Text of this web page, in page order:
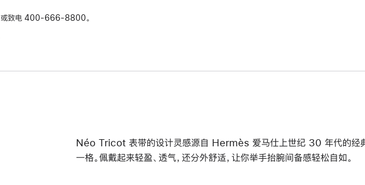
或致电400-666-8800。
Néo Tricot 表带的设计灵感源自 Hermès 爱马仕上世纪 30 年代的经典
一格。佩戴起来轻盈、透气，还分外舒适，让你举手抬腕间备感轻松自如。